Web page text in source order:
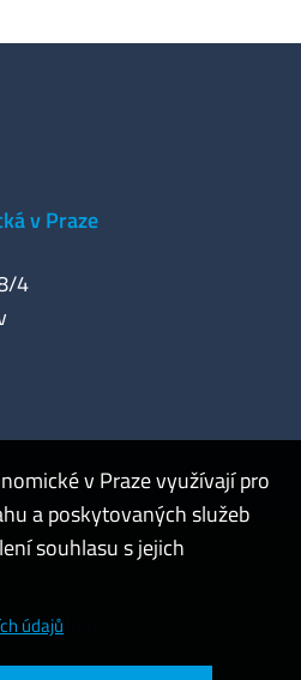
v Praze
4
údajů
v Praze využívají pro
a poskytovaných služeb
souhlasu s jejich
údajů